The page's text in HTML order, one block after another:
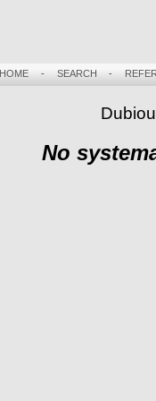
HOME- SEARCH -
No